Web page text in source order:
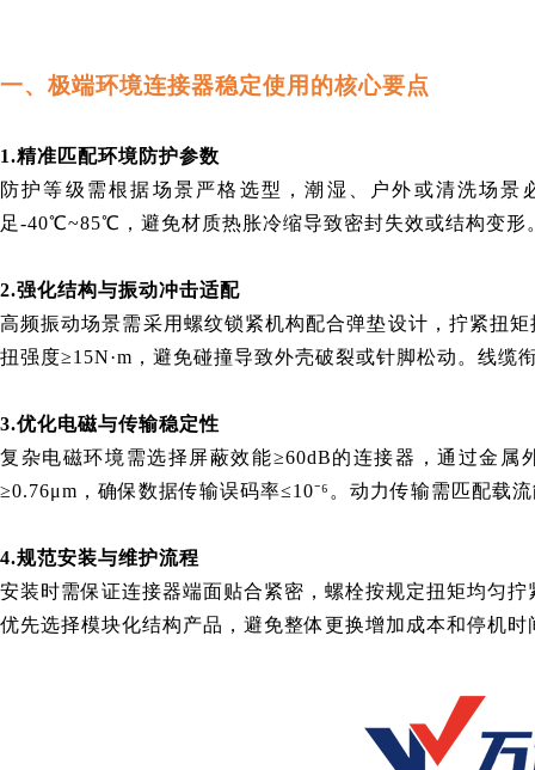
一、极端环境连接器稳定使用的核心要点
1.精准匹配环境防护参数
防护等级需根据场景严格选型，潮湿、户外或清洗场
足-40℃~85℃，避免材质热胀冷缩导致密封失效或结构变形
2.强化结构与振动冲击适配
高频振动场景需采用螺纹锁紧机构配合弹垫设计，拧紧扭
扭强度≥15N·m，避免碰撞导致外壳破裂或针脚松动。线
3.优化电磁与传输稳定性
复杂电磁环境需选择屏蔽效能≥60dB的连接器，通过金
≥0.76μm，确保数据传输误码率≤10⁻⁶。动力传输需匹配
4.规范安装与维护流程
安装时需保证连接器端面贴合紧密，螺栓按规定扭矩均匀
优先选择模块化结构产品，避免整体更换增加成本和停机时